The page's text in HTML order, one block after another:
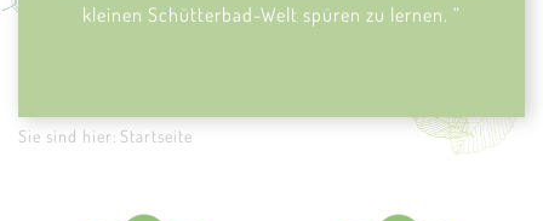
kleinen Schütterbad-Welt spüren zu lernen. “
Sie sind hier: Startseite